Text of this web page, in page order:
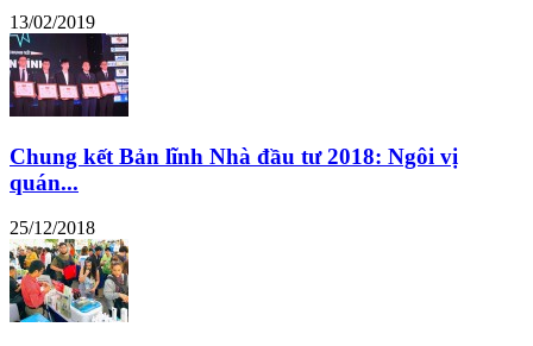
13/02/2019
Chung kết Bản lĩnh Nhà đầu tư 2018: Ngôi vị
quán...
25/12/2018